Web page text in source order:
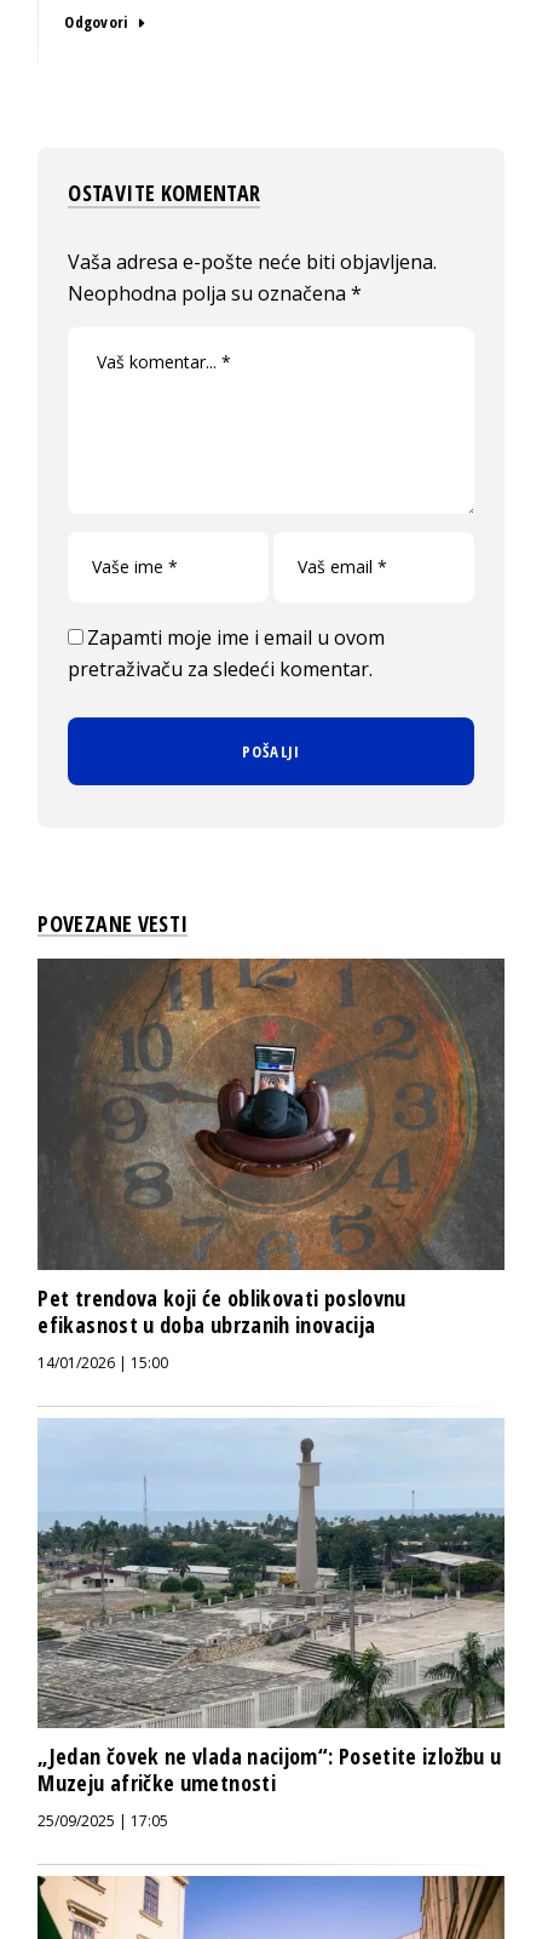
Odgovori
OSTAVITE KOMENTAR
Vaša adresa e-pošte neće biti objavljena.
Neophodna polja su označena*
Zapamti moje ime i email u ovom
pretraživaču za sledeći komentar.
POVEZANE VESTI
Pet trendova koji će oblikovati poslovnu
efikasnost u doba ubrzanih inovacija
14/01/2026 | 15:00
„Jedan čovek ne vlada nacijom“: Posetite izložbu u
Muzeju afričke umetnosti
25/09/2025 | 17:05